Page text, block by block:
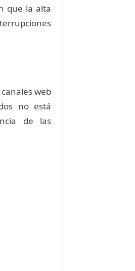
que la alta
web
no está
de las